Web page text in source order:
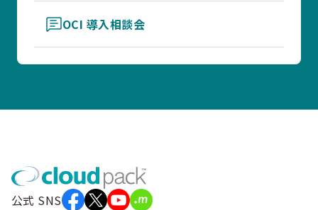
OCI 導入相談会
公式 SNS